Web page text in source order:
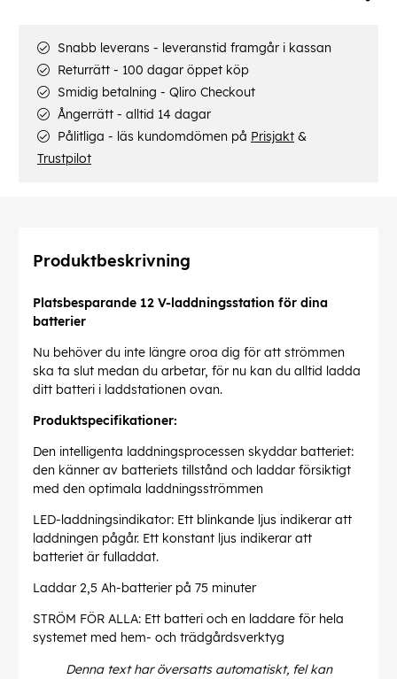
Snabb leverans - leveranstid framgår i kassan
Returrätt - 100 dagar öppet köp
Smidig betalning - Qliro Checkout
Ångerrätt - alltid 14 dagar
Pålitliga - läs kundomdömen på Prisjakt &
Trustpilot
Produktbeskrivning
Platsbesparande 12 V-laddningsstation för dina
batterier
Nu behöver du inte längre oroa dig för att strömmen
ska ta slut medan du arbetar, för nu kan du alltid ladda
ditt batteri i laddstationen ovan.
Produktspecifikationer:
Den intelligenta laddningsprocessen skyddar batteriet:
den känner av batteriets tillstånd och laddar försiktigt
med den optimala laddningsströmmen
LED-laddningsindikator: Ett blinkande ljus indikerar att
laddningen pågår. Ett konstant ljus indikerar att
batteriet är fulladdat.
Laddar 2,5 Ah-batterier på 75 minuter
STRÖM FÖR ALLA: Ett batteri och en laddare för hela
systemet med hem- och trädgårdsverktyg
Denna text har översatts automatiskt, fel kan